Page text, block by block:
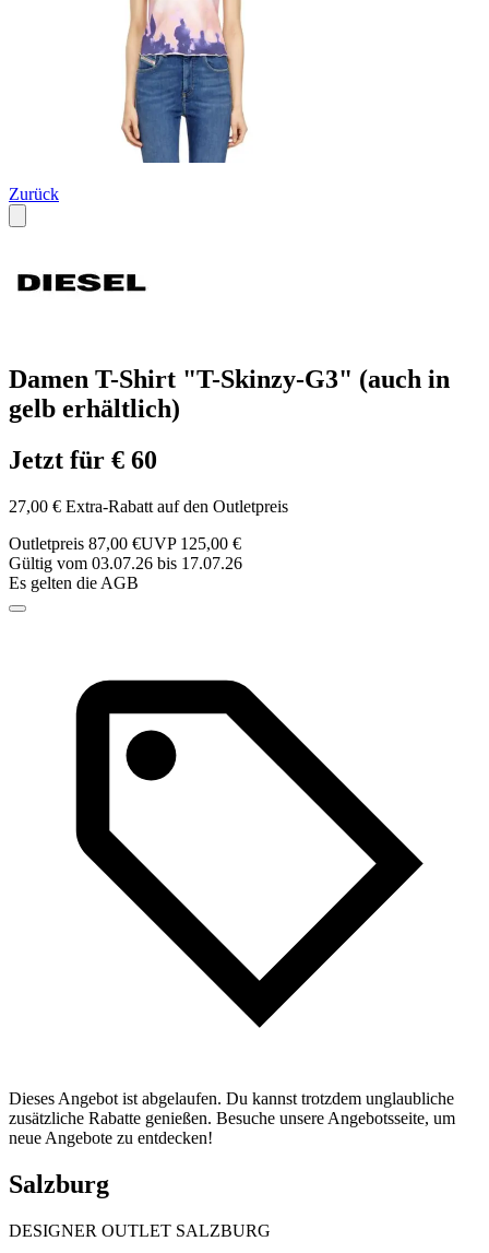
Zurück
Damen T-Shirt "T-Skinzy-G3" (auch in
gelb erhältlich)
Jetzt für € 60
27,00 € Extra-Rabatt auf den Outletpreis
Outletpreis 87,00 €UVP 125,00 €
Gültig vom 03.07.26 bis 17.07.26
Es gelten die AGB
Dieses Angebot ist abgelaufen. Du kannst trotzdem unglaubliche
zusätzliche Rabatte genießen. Besuche unsere Angebotsseite, um
neue Angebote zu entdecken!
Salzburg
DESIGNER OUTLET SALZBURG